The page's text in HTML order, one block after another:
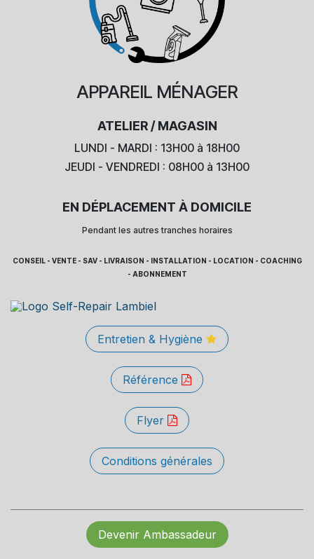
APPAREIL MÉNAGER
ATELIER / MAGASIN
LUNDI - MARDI : 13H00 à 18H00
JEUDI - VENDREDI : 08H00 à 13H00
EN DÉPLACEMENT À DOMICILE
Pendant les autres tranches horaires
CONSEIL - VENTE - SAV - LIVRAISON - INSTALLATION - LOCATION - COACHING
- ABONNEMENT
Entretien & Hygiène
Référence
Flyer
Conditions générales
Devenir Ambassadeur